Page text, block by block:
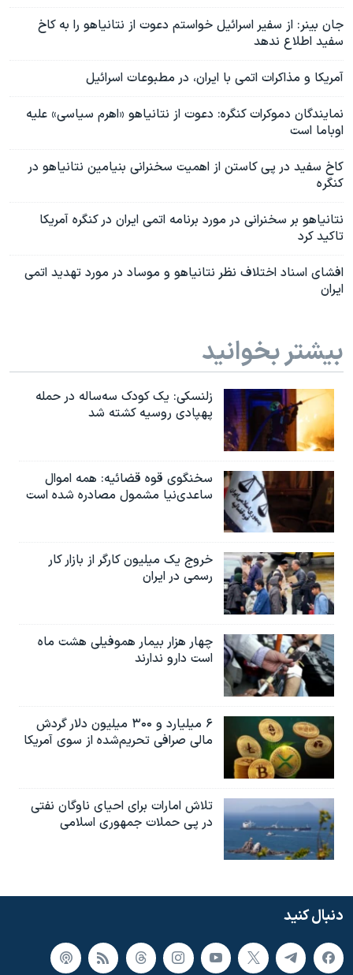
جان بینر: از سفیر اسرائیل خواستم دعوت از نتانیاهو را به کاخ
سفید اطلاع ندهد
آمریکا و مذاکرات اتمی با ایران، در مطبوعات اسرائیل
نمایندگان دموکرات‌ کنگره: دعوت از نتانیاهو «اهرم سیاسی» علیه
اوباما است
کاخ سفید در پی کاستن از اهمیت سخنرانی بنیامین نتانیاهو در
کنگره
نتانیاهو بر سخنرانی در مورد برنامه اتمی ایران در کنگره آمریکا
تاکید کرد
افشای اسناد اختلاف نظر نتانیاهو و موساد در مورد تهدید اتمی
ایران
بیشتر بخوانید
زلنسکی: یک کودک سه‌ساله در حمله
پهپادی روسیه کشته شد
سخنگوی قوه قضائیه: همه اموال
ساعدی‌نیا مشمول مصادره شده است
خروج یک میلیون کارگر از بازار کار
رسمی در ایران
چهار هزار بیمار هموفیلی هشت ماه
است دارو ندارند
۶ میلیارد و ۳۰۰ میلیون دلار گردش
مالی صرافی تحریم‌شده از سوی آمریکا
تلاش امارات برای احیای ناوگان نفتی
در پی حملات جمهوری اسلامی
دنبال کنید